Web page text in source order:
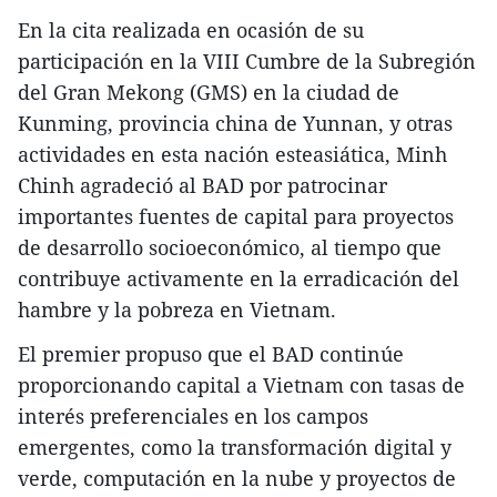
En la cita realizada en ocasión de su
participación en la VIII Cumbre de la Subregión
del Gran Mekong (GMS) en la ciudad de
Kunming, provincia china de Yunnan, y otras
actividades en esta nación esteasiática, Minh
Chinh agradeció al BAD por patrocinar
importantes fuentes de capital para proyectos
de desarrollo socioeconómico, al tiempo que
contribuye activamente en la erradicación del
hambre y la pobreza en Vietnam.
El premier propuso que el BAD continúe
proporcionando capital a Vietnam con tasas de
interés preferenciales en los campos
emergentes, como la transformación digital y
verde, computación en la nube y proyectos de